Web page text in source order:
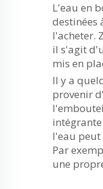
L'eau en
destinées
l'acheter.
il s'agit
mis en
Il y a
provenir
l'eau peut
Par
une